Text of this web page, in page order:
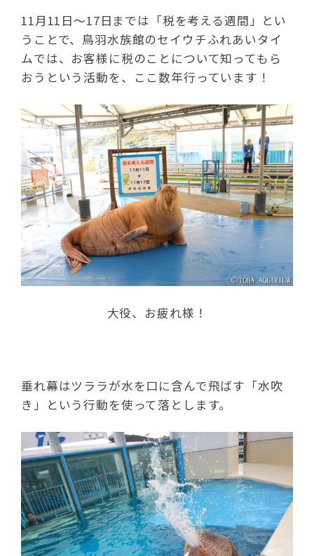
11月11日～17日までは「税を考える週間」とい
うことで、鳥羽水族館のセイウチふれあいタイ
ムでは、お客様に税のことについて知ってもら
おうという活動を、ここ数年行っています！
大役、お疲れ様！
垂れ幕はツララが水を口に含んで飛ばす「水吹
き」という行動を使って落とします。